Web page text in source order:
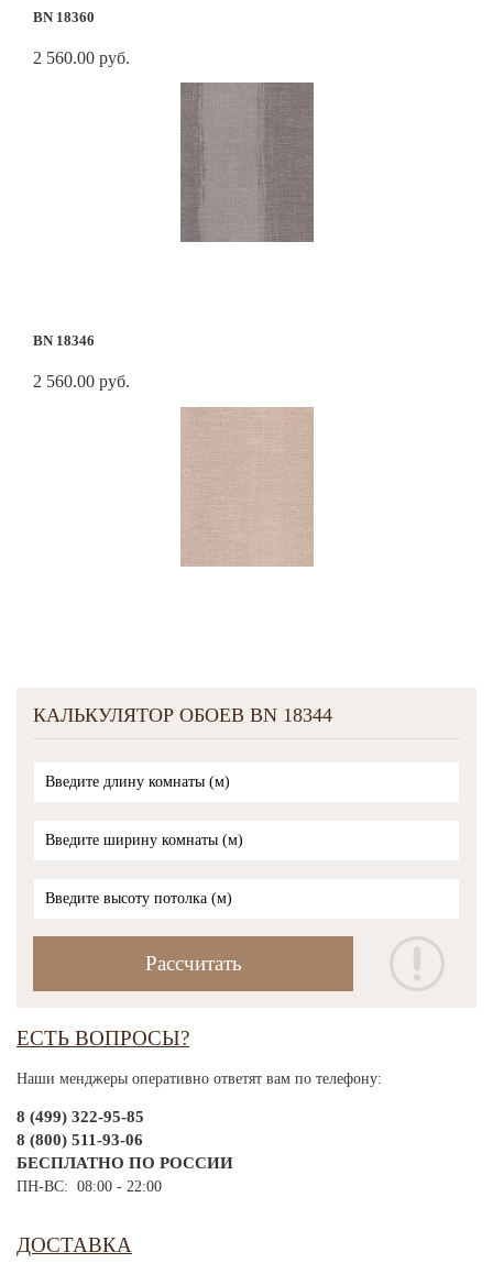
BN 18360
2 560.00 руб.
BN 18346
2 560.00 руб.
КАЛЬКУЛЯТОР ОБОЕВ BN 18344
ЕСТЬ ВОПРОСЫ?
Наши менджеры оперативно ответят вам по телефону:
8 (499) 322-95-85
8 (800) 511-93-06
БЕСПЛАТНО ПО РОССИИ
ПН-ВС: 08:00 - 22:00
ДОСТАВКА